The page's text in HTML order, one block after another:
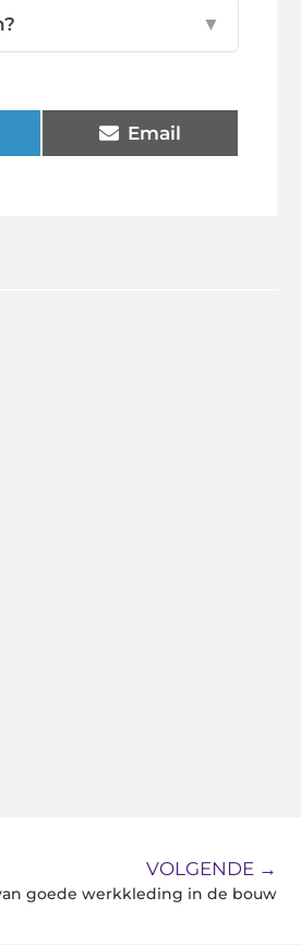
▼
Email
VOLGENDE →
goede werkkleding in de bouw